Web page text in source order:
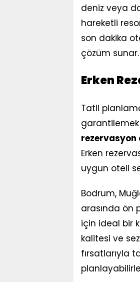
deniz veya
hareketli
son dakika
çözüm sunar.
Erken
Tatil
rezervasyon
Erken
uygun oteli
Bodrum,
arasında ön
için ideal bir
kalitesi ve
fırsatlarıyla